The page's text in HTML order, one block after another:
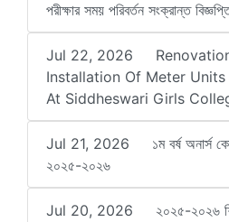
পরীক্ষার সময় পরিবর্তন সংক্রান্ত
Jul 22, 2026
Installation Of Meter
At Siddheswari Girls
Jul 21, 2026
১ম বর্ষ অনার্স
২০২৫-২০২৬
Jul 20, 2026
২০২৫-২০২৬